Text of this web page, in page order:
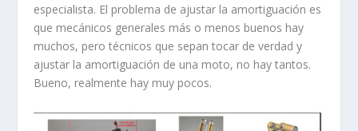
especialista. El problema de ajustar la amortiguación es
que mecánicos generales más o menos buenos hay
muchos, pero técnicos que sepan tocar de verdad y
ajustar la amortiguación de una moto, no hay tantos.
Bueno, realmente hay muy pocos.